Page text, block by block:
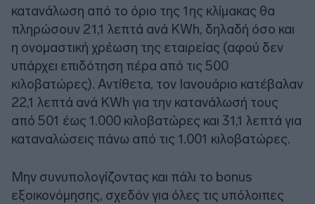
κατανάλωση από το όριο της 1ης κλίμακας θα
πληρώσουν 21,1 λεπτά ανά KWh, δηλαδή όσο και
η ονομαστική χρέωση της εταιρείας (αφού δεν
υπάρχει επιδότηση πέρα από τις 500
κιλοβατώρες). Αντίθετα, τον Ιανουάριο κατέβαλαν
22,1 λεπτά ανά KWh για την κατανάλωσή τους
από 501 έως 1.000 κιλοβατώρες και 31,1 λεπτά για
καταναλώσεις πάνω από τις 1.001 κιλοβατώρες.
Μην συνυπολογίζοντας και πάλι το bonus
εξοικονόμησης, σχεδόν για όλες τις υπόλοιπες